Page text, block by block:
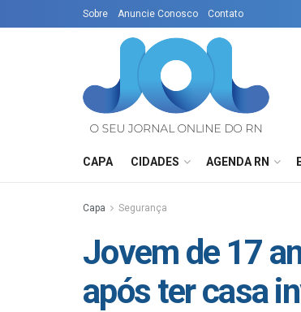
Sobre Anuncie Conosco Contato
CAPA CIDADES AGENDA RN
Capa Segurança
Jovem de 17
após ter casa